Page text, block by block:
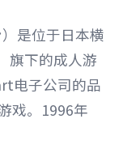
）是位于日本横
旗下的成人游
电子公司的品
戏。1996年